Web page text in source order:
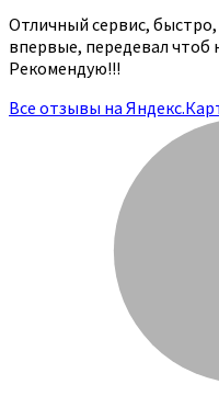
Отличный сервис,
впервые, передевал чтоб
Рекомендую!!!
Все отзывы на